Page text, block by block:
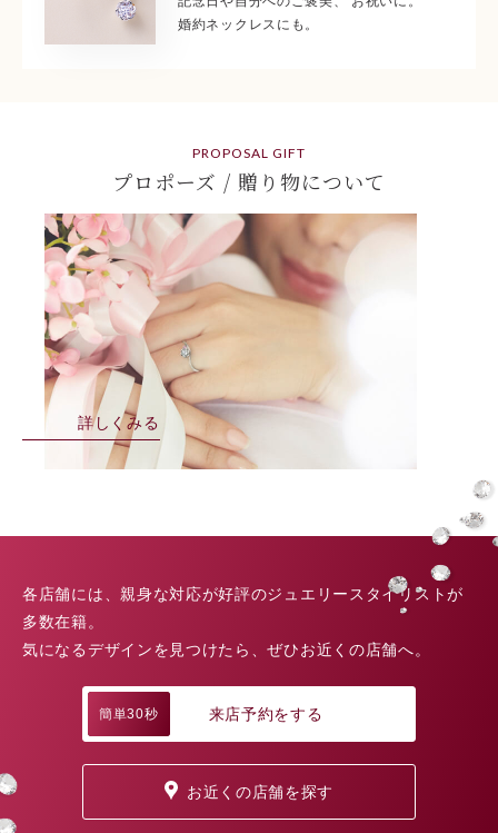
婚約ネックレスにも。
PROPOSAL GIFT
プロポーズ / 贈り物について
詳しくみる
各店舗には、親身な対応が好評のジュエリースタイリストが
多数在籍。
気になるデザインを見つけたら、ぜひお近くの店舗へ。
簡単30秒 来店予約をする
お近くの店舗を探す